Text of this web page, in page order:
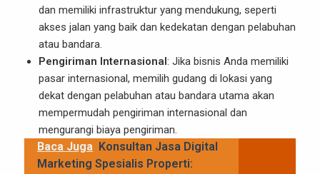
dan memiliki infrastruktur yang mendukung, seperti
akses jalan yang baik dan kedekatan dengan pelabuhan
atau bandara.
Pengiriman Internasional: Jika bisnis Anda memiliki
pasar internasional, memilih gudang di lokasi yang
dekat dengan pelabuhan atau bandara utama akan
mempermudah pengiriman internasional dan
mengurangi biaya pengiriman.
Baca Juga Konsultan Jasa Digital
Marketing Spesialis Properti: